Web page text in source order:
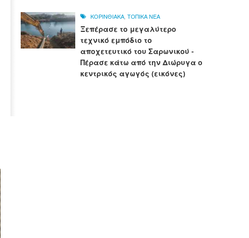
ΚΟΡΙΝΘΙΑΚΑ, ΤΟΠΙΚΑ ΝΕΑ
Ξεπέρασε το μεγαλύτερο
τεχνικό εμπόδιο το
αποχετευτικό του Σαρωνικού -
Πέρασε κάτω από την Διώρυγα ο
κεντρικός αγωγός (εικόνες)